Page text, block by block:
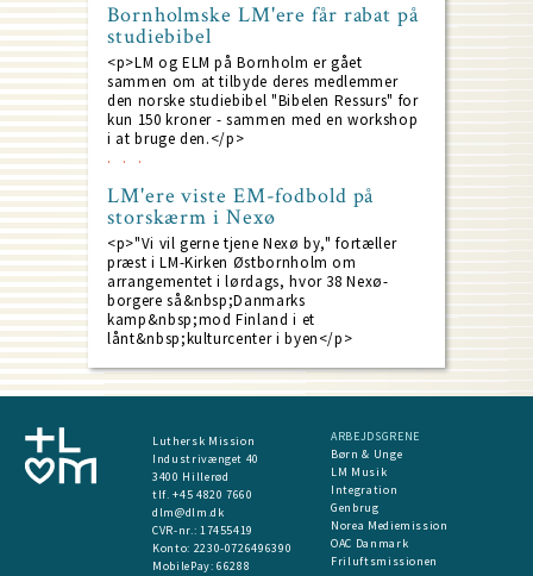
Bornholmske LM'ere får rabat på
studiebibel
<p>LM og ELM på Bornholm er gået
sammen om at tilbyde deres medlemmer
den norske studiebibel "Bibelen Ressurs" for
kun 150 kroner - sammen med en workshop
i at bruge den.</p>
LM'ere viste EM-fodbold på
storskærm i Nexø
<p>"Vi vil gerne tjene Nexø by," fortæller
præst i LM-Kirken Østbornholm om
arrangementet i lørdags, hvor 38 Nexø-
borgere så&nbsp;Danmarks
kamp&nbsp;mod Finland i et
lånt&nbsp;kulturcenter i byen</p>
Luthersk Mission
Industrivænget 40
3400 Hillerød
tlf. +45 4820 7660
dlm@dlm.dk
CVR-nr.: 17455419
​Konto: 2230-0726496390
MobilePay:66288
ARBEJDSGRENE
Børn & Unge
LM Musik
Integration
Genbrug
Norea Mediemission
OAC Danmark
Friluftsmissionen